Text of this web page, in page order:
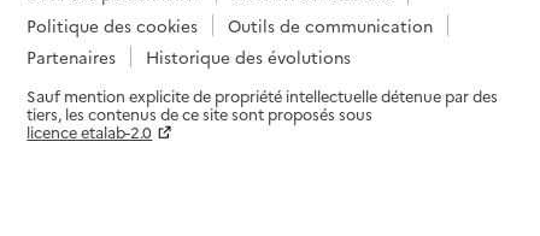
Politique des cookies
Outils de communication
Partenaires
Historique des évolutions
Sauf mention explicite de propriété intellectuelle détenue par des
tiers, les contenus de ce site sont proposés sous
licence etalab-2.0